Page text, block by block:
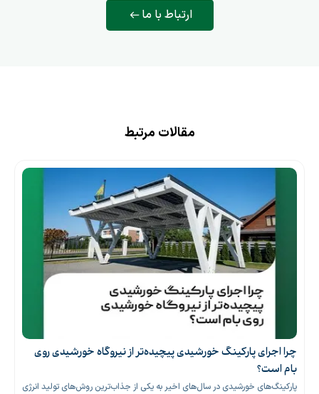
ارتباط با ما
مقالات مرتبط
چرا اجرای پارکینگ خورشیدی پیچیده‌تر از نیروگاه خورشیدی روی
بام است؟
پارکینگ‌های خورشیدی در سال‌های اخیر به یکی از جذاب‌ترین روش‌های تولید انرژی